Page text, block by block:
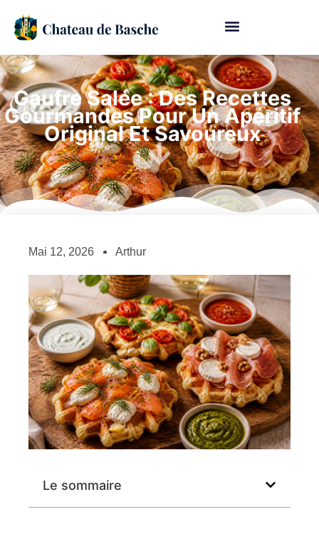
Gaufre Salée : Des Recettes
Gourmandes Pour Un Apéritif
Original Et Savoureux
Mai 12, 2026 Arthur
Le sommaire